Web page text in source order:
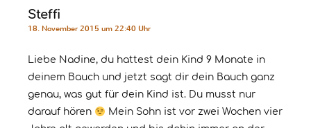
Steffi
18. November 2015 um 22:40 Uhr
Liebe Nadine, du hattest dein Kind 9 Monate in
deinem Bauch und jetzt sagt dir dein Bauch ganz
genau, was gut für dein Kind ist. Du musst nur
darauf hören
Mein Sohn ist vor zwei Wochen vier